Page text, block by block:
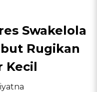
Swakelola
Rugikan
Kecil